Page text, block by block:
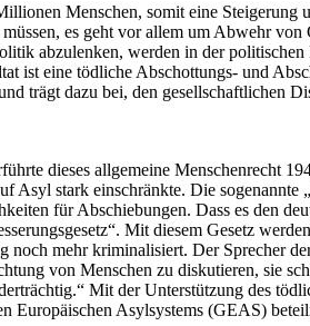
Menschen, somit eine Steigerung
es geht vor allem um Abwehr von
abzulenken, werden in der
ist eine tödliche Abschottungs- und
trägt dazu bei, den gesellschaftlichen
dieses allgemeine Menschenrecht
Asyl stark einschränkte. Die sogenannte
für Abschiebungen. Dass es den
Mit diesem Gesetz
mehr kriminalisiert. Der Sprecher
von Menschen zu diskutieren, sie
Mit der Unterstützung des
Europäischen Asylsystems (GEAS)